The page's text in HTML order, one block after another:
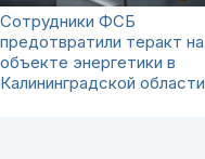
Сотрудники ФСБ
предотвратили теракт на
объекте энергетики в
Калининградской области